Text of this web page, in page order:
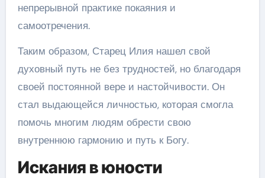
непрерывной практике покаяния и
самоотречения.
Таким образом, Старец Илия нашел свой
духовный путь не без трудностей, но благодаря
своей постоянной вере и настойчивости. Он
стал выдающейся личностью, которая смогла
помочь многим людям обрести свою
внутреннюю гармонию и путь к Богу.
Искания в юности